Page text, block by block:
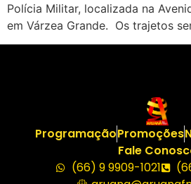
Polícia Militar, localizada na
em Várzea Grande. Os trajetos
ProgramaçãoPromoções
Fale
(66) 9 9909-1021